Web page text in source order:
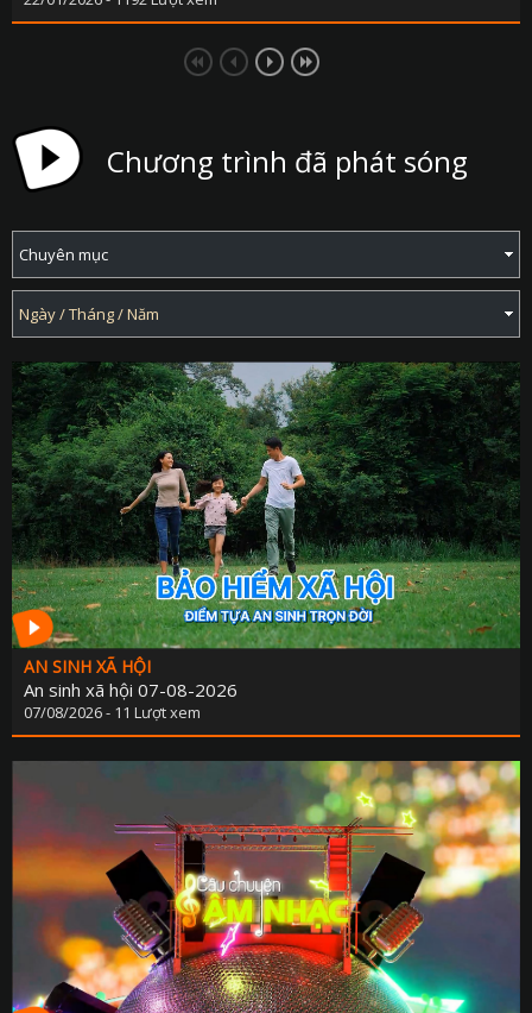
Chương trình đã phát sóng
AN SINH XÃ HỘI
An sinh xã hội 07-08-2026
07/08/2026 - 11 Lượt xem